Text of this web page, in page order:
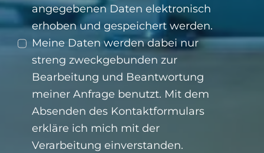
angegebenen Daten elektronisch
erhoben und gespeichert werden.
Meine Daten werden dabei nur
streng zweckgebunden zur
Bearbeitung und Beantwortung
meiner Anfrage benutzt. Mit dem
Absenden des Kontaktformulars
erkläre ich mich mit der
Verarbeitung einverstanden.